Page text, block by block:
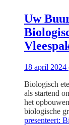
Uw
18 april 2024
Biologisch
als startend
het
biologische
presenteert: